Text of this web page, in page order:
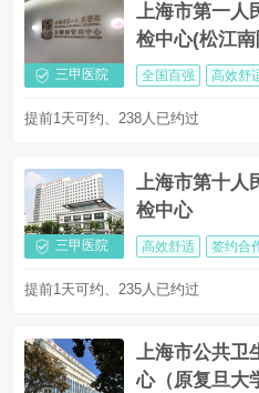
三甲医院
上海市第一人
检中心(松江南
全国百强 高效舒
提前1天可约、238人已约过
三甲医院
上海市第十人
检中心
高效舒适 签约合
提前1天可约、235人已约过
上海市公共卫
心（原复旦大